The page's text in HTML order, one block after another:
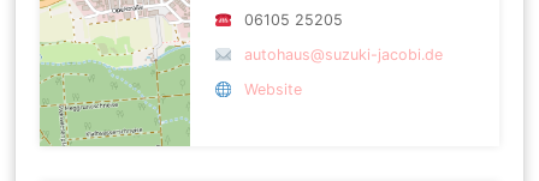
06105 25205
autohaus@suzuki-jacobi.de
Website